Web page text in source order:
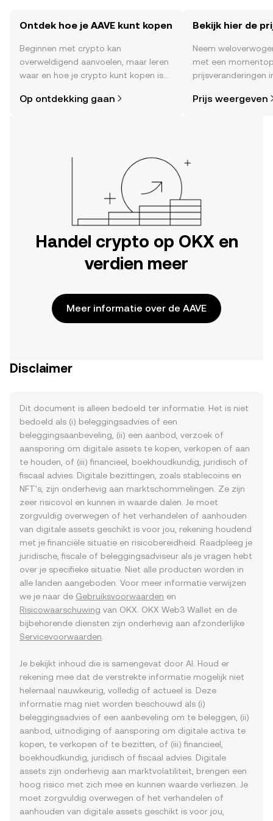
Ontdek hoe je AAVE kunt kopen
Beginnen met crypto kan
overweldigend aanvoelen, maar leren
waar en hoe je crypto kunt kopen is
reis op de mobiele app van OKX of
Op ontdekking gaan
Bekijk hier de
Neem
met een
prijsveranderingen
en meer.
Prijs weergeven
Handel crypto op OKX en
verdien meer
Meer informatie over de AAVE
Disclaimer
Dit document is alleen bedoeld ter informatie. Het is niet
bedoeld als (i) beleggingsadvies of een
beleggingsaanbeveling, (ii) een aanbod, verzoek of
aansporing om digitale assets te kopen, verkopen of aan
te houden, of (iii) financieel, boekhoudkundig, juridisch of
fiscaal advies. Digitale bezittingen, zoals stablecoins en
NFT's, zijn onderhevig aan marktschommelingen. Ze zijn
zeer risicovol en kunnen in waarde dalen. Je moet
zorgvuldig overwegen of het verhandelen of aanhouden
van digitale assets geschikt is voor jou, rekening houdend
met je financiële situatie en risicobereidheid. Raadpleeg je
juridische, fiscale of beleggingsadviseur als je vragen hebt
over je specifieke situatie. Niet alle producten worden in
alle landen aangeboden. Voor meer informatie verwijzen
we je naar de Gebruiksvoorwaarden en
Risicowaarschuwing van OKX. OKX Web3 Wallet en de
bijbehorende diensten zijn onderhevig aan afzonderlijke
Servicevoorwaarden
Je bekijkt inhoud die is samengevat door AI. Houd er
rekening mee dat de verstrekte informatie mogelijk niet
helemaal nauwkeurig, volledig of actueel is. Deze
informatie mag niet worden beschouwd als (i)
beleggingsadvies of een aanbeveling om te beleggen, (ii)
aanbod, uitnodiging of aansporing om digitale activa te
kopen, te verkopen of te bezitten, of (iii) financieel,
boekhoudkundig, juridisch of fiscaal advies. Digitale
assets zijn onderhevig aan marktvolatiliteit, brengen een
hoog risico met zich mee en kunnen waarde verliezen. Je
moet zorgvuldig overwegen of het verhandelen of
aanhouden van digitale assets geschikt is voor jou,